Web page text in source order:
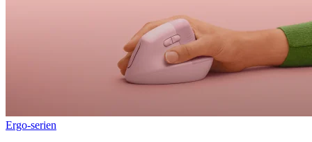
Ergo-serien